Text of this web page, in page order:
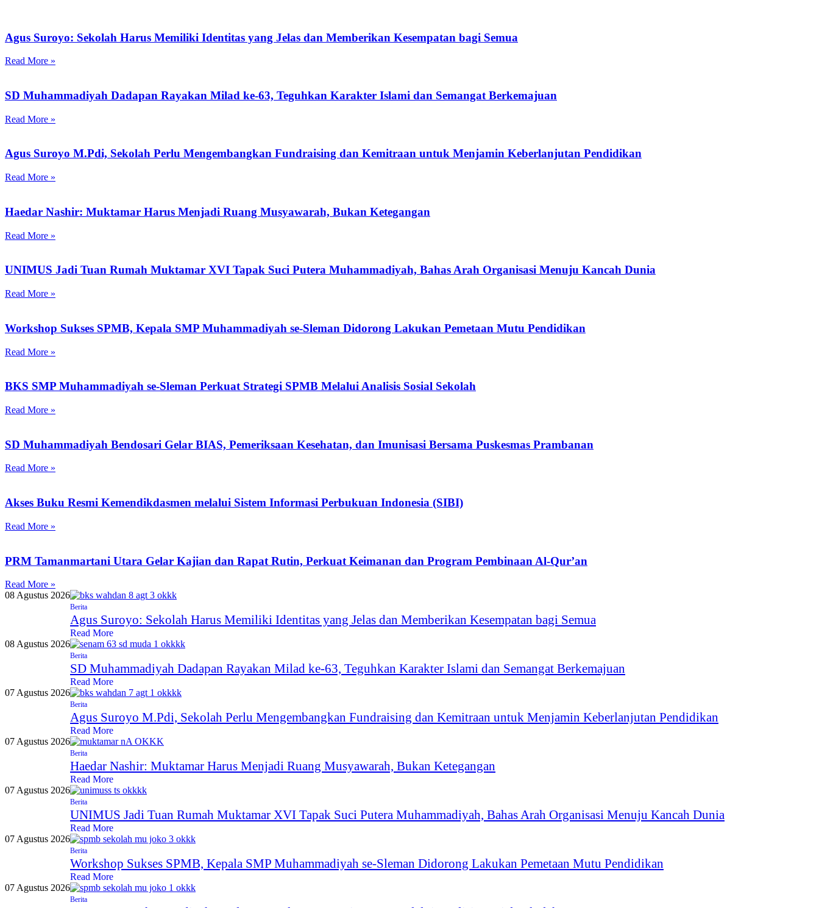
Agus Suroyo: Sekolah Harus Memiliki Identitas yang Jelas dan Memberikan Kesempatan bagi Semua
Read More »
SD Muhammadiyah Dadapan Rayakan Milad ke-63, Teguhkan Karakter Islami dan Semangat Berkemajuan
Read More »
Agus Suroyo M.Pdi, Sekolah Perlu Mengembangkan Fundraising dan Kemitraan untuk Menjamin Keberlanjutan Pendidikan
Read More »
Haedar Nashir: Muktamar Harus Menjadi Ruang Musyawarah, Bukan Ketegangan
Read More »
UNIMUS Jadi Tuan Rumah Muktamar XVI Tapak Suci Putera Muhammadiyah, Bahas Arah Organisasi Menuju Kancah Dunia
Read More »
Workshop Sukses SPMB, Kepala SMP Muhammadiyah se-Sleman Didorong Lakukan Pemetaan Mutu Pendidikan
Read More »
BKS SMP Muhammadiyah se-Sleman Perkuat Strategi SPMB Melalui Analisis Sosial Sekolah
Read More »
SD Muhammadiyah Bendosari Gelar BIAS, Pemeriksaan Kesehatan, dan Imunisasi Bersama Puskesmas Prambanan
Read More »
Akses Buku Resmi Kemendikdasmen melalui Sistem Informasi Perbukuan Indonesia (SIBI)
Read More »
PRM Tamanmartani Utara Gelar Kajian dan Rapat Rutin, Perkuat Keimanan dan Program Pembinaan Al-Qur’an
Read More »
08 Agustus 2026
Berita
Agus Suroyo: Sekolah Harus Memiliki Identitas yang Jelas dan Memberikan Kesempatan bagi Semua
Read More
08 Agustus 2026
Berita
SD Muhammadiyah Dadapan Rayakan Milad ke-63, Teguhkan Karakter Islami dan Semangat Berkemajuan
Read More
07 Agustus 2026
Berita
Agus Suroyo M.Pdi, Sekolah Perlu Mengembangkan Fundraising dan Kemitraan untuk Menjamin Keberlanjutan Pendidikan
Read More
07 Agustus 2026
Berita
Haedar Nashir: Muktamar Harus Menjadi Ruang Musyawarah, Bukan Ketegangan
Read More
07 Agustus 2026
Berita
UNIMUS Jadi Tuan Rumah Muktamar XVI Tapak Suci Putera Muhammadiyah, Bahas Arah Organisasi Menuju Kancah Dunia
Read More
07 Agustus 2026
Berita
Workshop Sukses SPMB, Kepala SMP Muhammadiyah se-Sleman Didorong Lakukan Pemetaan Mutu Pendidikan
Read More
07 Agustus 2026
Berita